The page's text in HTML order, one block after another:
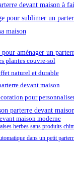
devant maison à
pour sublimer un
maison
aménager un
plantes couvre-sol
naturel et durable
devant maison
pour
parterre devant
maison moderne
herbes sans produits
dans un petit